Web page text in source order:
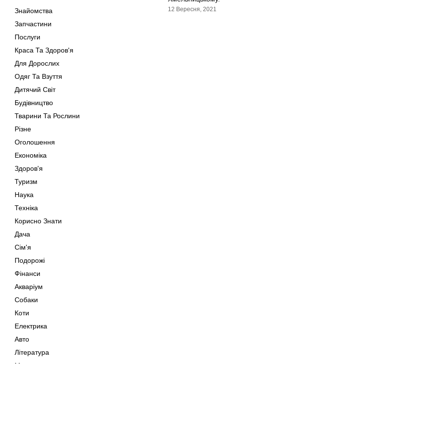
Знайомства
Запчастини
Послуги
Краса Та Здоров'я
Для Дорослих
Одяг Та Взуття
Дитячий Світ
Будівництво
Тварини Та Рослини
Різне
Оголошення
Економіка
Здоров'я
Туризм
Наука
Техніка
Корисно Знати
Дача
Сім'я
Подорожі
Фінанси
Акваріум
Собаки
Коти
Електрика
Авто
Література
Музика
12 Вересня, 2021